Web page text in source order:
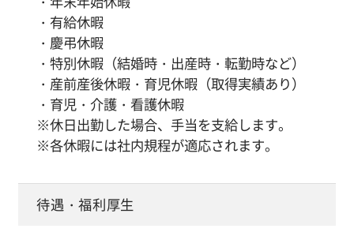
・有給休暇
・慶弔休暇
・特別休暇（結婚時・出産時・転勤時など）
・産前産後休暇・育児休暇（取得実績あり）
・育児・介護・看護休暇
※休日出勤した場合、手当を支給します。
※各休暇には社内規程が適応されます。
待遇・福利厚生